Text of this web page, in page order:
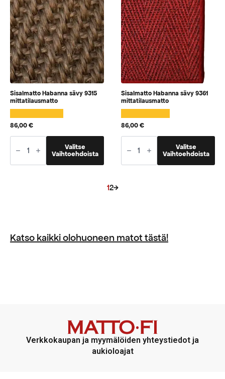
tuotteen
sivulla
tuotteen
sivulla
Sisalmatto Habanna sävy 9315
mittatilausmatto
86,00€
Sisalmatto
Habanna
9315
Valitse
Vaihtoehdoista
tuotteella
on
sivulla
Sisalmatto Habanna sävy 9361
mittatilausmatto
86,00€
Sisalmatto
Habanna
9361
Valitse
Vaihtoehdoista
tuotteella
on
sivulla
12→
Katso kaikki olohuoneen matot tästä!
Verkkokaupan ja myymälöiden yhteystiedot ja
aukioloajat